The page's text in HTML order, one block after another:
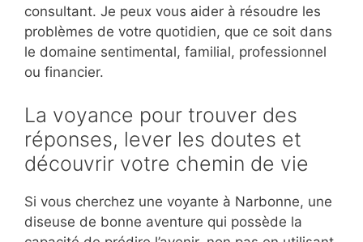
consultant. Je peux vous aider à résoudre les
problèmes de votre quotidien, que ce soit dans
le domaine sentimental, familial, professionnel
ou financier.
La voyance pour trouver des
réponses, lever les doutes et
découvrir votre chemin de vie
Si vous cherchez une voyante à Narbonne, une
diseuse de bonne aventure qui possède la